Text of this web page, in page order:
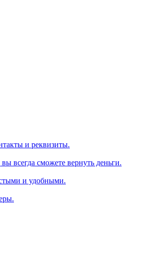
и реквизиты.
всегда сможете вернуть деньги.
и удобными.